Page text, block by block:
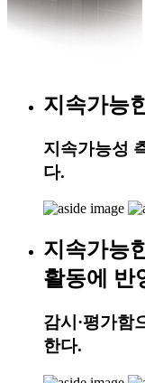
지속가능
지속가능성
다.
지속가능
활동에 반
감시·평가함
한다.